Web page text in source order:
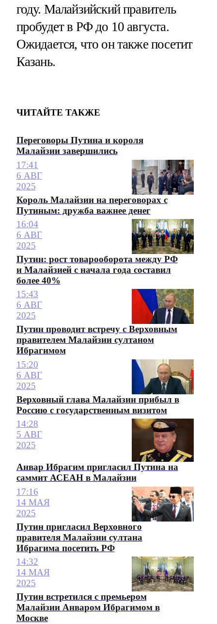
году. Малайзийский правитель
пробудет в РФ до 10 августа.
Ожидается, что он также посетит
Казань.
ЧИТАЙТЕ ТАКЖЕ
Переговоры Путина и короля
Малайзии завершились
17:41
6 АВГ
2025
Король Малайзии на переговорах с
Путиным: дружба важнее денег
16:04
6 АВГ
2025
Путин: рост товарооборота между РФ
и Малайзией с начала года составил
более 40%
15:43
6 АВГ
2025
Путин проводит встречу с Верховным
правителем Малайзии султаном
Ибрагимом
15:20
6 АВГ
2025
Верховный глава Малайзии прибыл в
Россию с государственным визитом
14:28
5 АВГ
2025
Анвар Ибрагим пригласил Путина на
саммит АСЕАН в Малайзии
17:16
14 МАЯ
2025
Путин пригласил Верховного
правителя Малайзии султана
Ибрагима посетить РФ
14:32
14 МАЯ
2025
Путин встретился с премьером
Малайзии Анваром Ибрагимом в
Москве